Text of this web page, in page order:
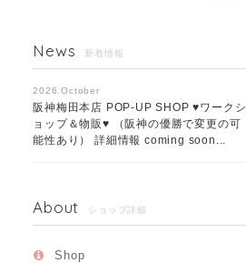
News 新着情報
2026.October
阪神梅田本店 POP-UP SHOP ♥ワークシ
ョップ＆物販♥ （阪神の優勝で変更の可
能性あり） 詳細情報 coming soon...
About ショップ詳細
Shop